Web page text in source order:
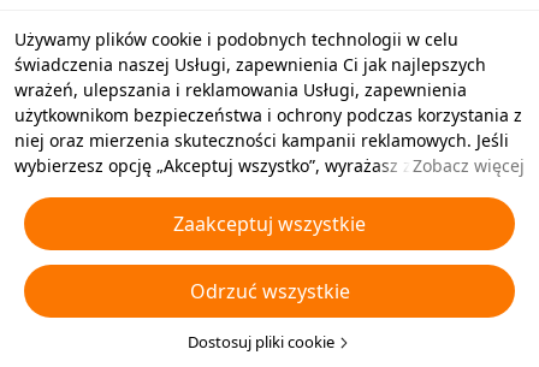
Używamy plików cookie i podobnych technologii w celu
świadczenia naszej Usługi, zapewnienia Ci jak najlepszych
wrażeń, ulepszania i reklamowania Usługi, zapewnienia
użytkownikom bezpieczeństwa i ochrony podczas korzystania z
niej oraz mierzenia skuteczności kampanii reklamowych. Jeśli
wybierzesz opcję „Akceptuj wszystko”, wyrażasz zgodę na
oraz podobnych technologii na Twoim urządzeniu w celach
reklamowych. Możesz także wybrać opcję „Odrzucić wszystkie”,
aby odrzucić wszystkie nieistotne pliki cookie lub wybrać typy
plików cookie, które chcesz zaakceptować albo wyłączyć,
klikając opcję „Dostosuj pliki cookie” poniżej lub w dowolnej
chwili w ustawieniach prywatności. Aby uzyskać więcej
Zobacz więcej
Zaakceptuj wszystkie
Odrzuć wszystkie
Dostosuj pliki cookie